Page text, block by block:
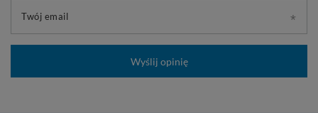
Twój email
Wyślij opinię